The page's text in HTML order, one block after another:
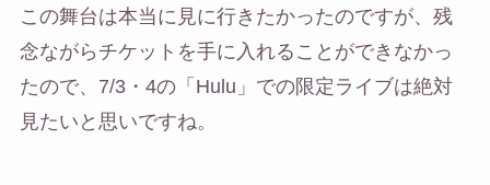
この舞台は本当に見に行きたかったのですが、残
念ながらチケットを手に入れることができなかっ
たので、7/3・4の「Hulu」での限定ライブは絶対
見たいと思いですね。